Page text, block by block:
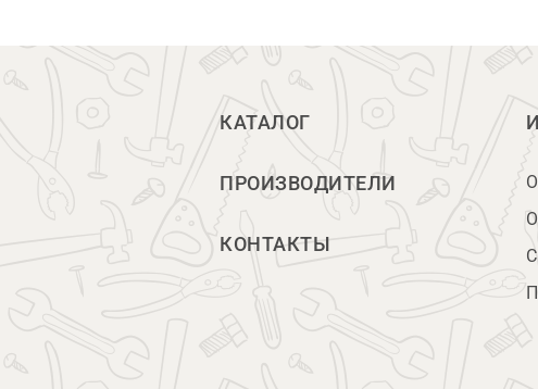
КАТАЛОГ
ПРОИЗВОДИТЕЛИ
КОНТАКТЫ